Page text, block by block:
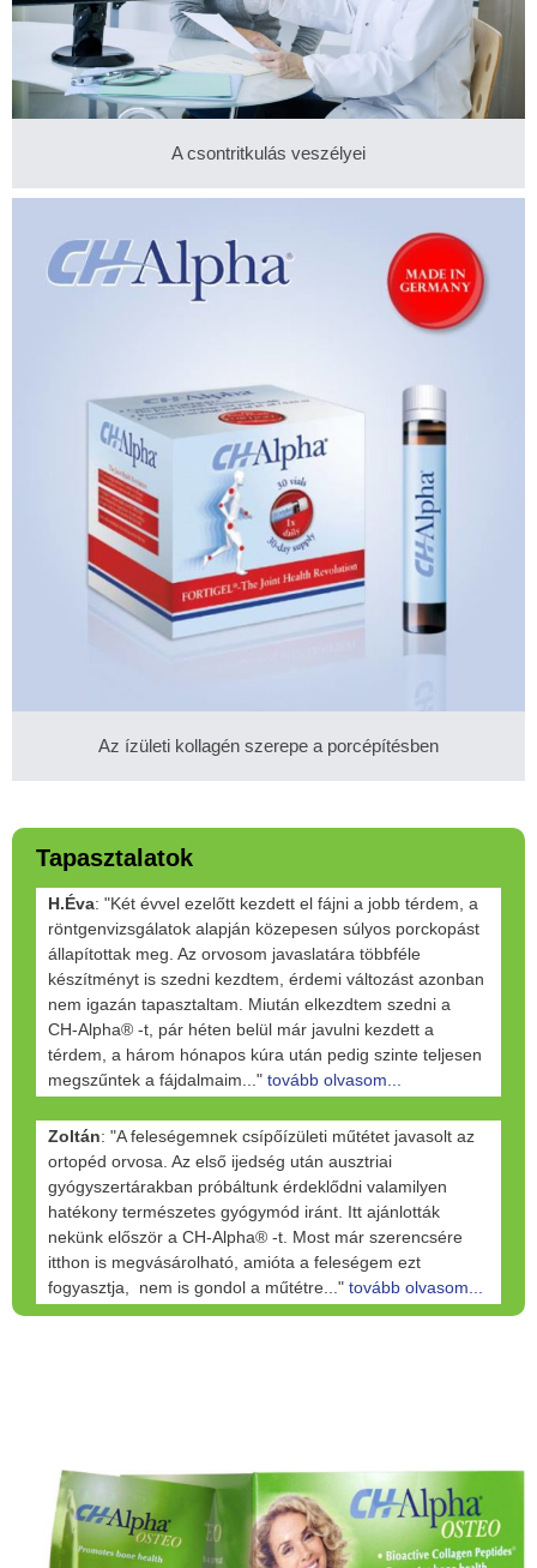
A csontritkulás veszélyei
Az ízületi kollagén szerepe a porcépítésben
Tapasztalatok
H.Éva: "Két évvel ezelőtt kezdett el fájni a jobb térdem, a
röntgenvizsgálatok alapján közepesen súlyos porckopást
állapítottak meg. Az orvosom javaslatára többféle
készítményt is szedni kezdtem, érdemi változást azonban
nem igazán tapasztaltam. Miután elkezdtem szedni a
CH-Alpha® -t, pár héten belül már javulni kezdett a
térdem, a három hónapos kúra után pedig szinte teljesen
megszűntek a fájdalmaim..." tovább olvasom...
Zoltán: "A feleségemnek csípőízületi műtétet javasolt az
ortopéd orvosa. Az első ijedség után ausztriai
gyógyszertárakban próbáltunk érdeklődni valamilyen
hatékony természetes gyógymód iránt. Itt ajánlották
nekünk először a CH-Alpha® -t. Most már szerencsére
itthon is megvásárolható, amióta a feleségem ezt
fogyasztja, nem is gondol a műtétre..." tovább olvasom...